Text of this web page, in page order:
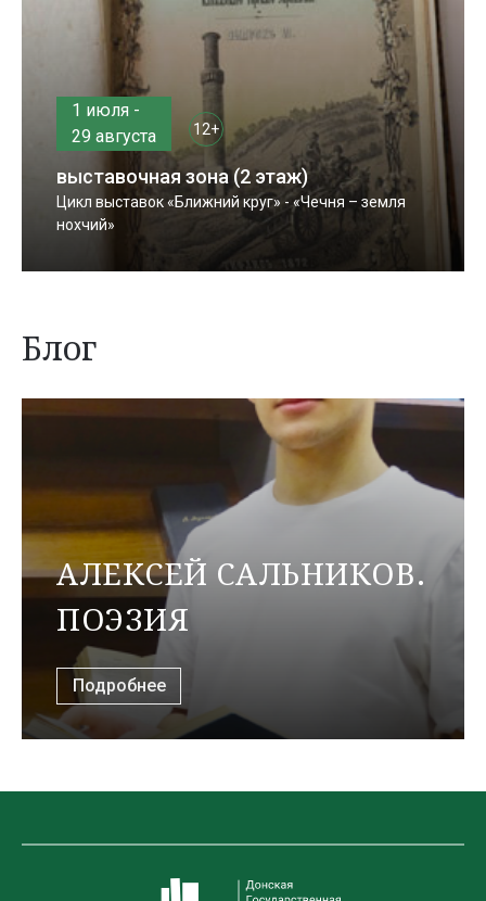
1 июля -
29 августа
12+
выставочная зона (2 этаж)
Цикл выставок «Ближний круг» - «Чечня – земля
нохчий»
Блог
АЛЕКСЕЙ САЛЬНИКОВ.
ПОЭЗИЯ
Подробнее